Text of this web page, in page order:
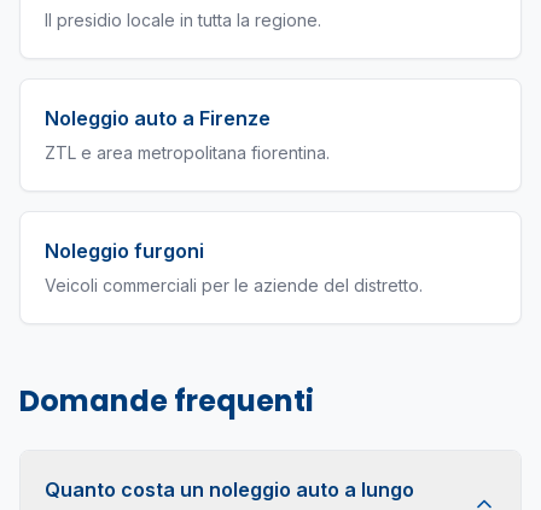
Il presidio locale in tutta la regione.
Noleggio auto a Firenze
ZTL e area metropolitana fiorentina.
Noleggio furgoni
Veicoli commerciali per le aziende del distretto.
Domande frequenti
Quanto costa un noleggio auto a lungo